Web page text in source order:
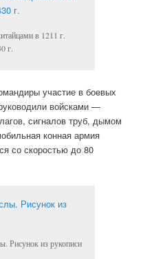
в 1211 г.
г.
участие в боевых
войсками —
сигналов труб, дымом
конная армия
со скоростью до 80
Рисунок из рукописи